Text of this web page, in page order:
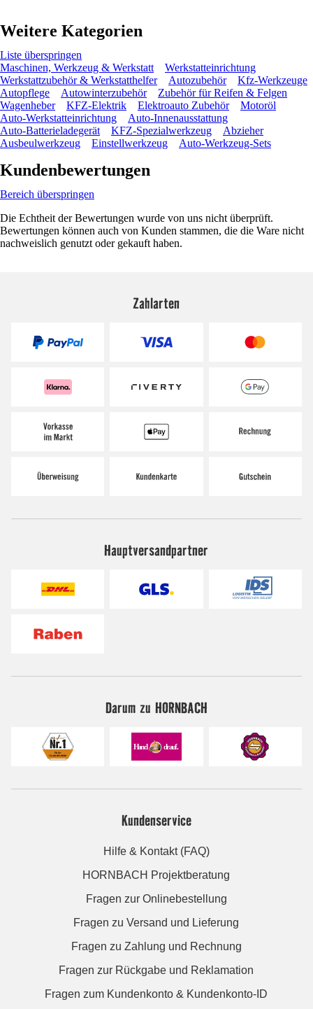
Weitere Kategorien
Liste überspringen
Maschinen, Werkzeug & Werkstatt
Werkstatteinrichtung
Werkstattzubehör & Werkstatthelfer
Autozubehör
Kfz-Werkzeuge
Autopflege
Autowinterzubehör
Zubehör für Reifen & Felgen
Wagenheber
KFZ-Elektrik Elektroauto Zubehör
Motoröl
Auto-Werkstatteinrichtung
Auto-Innenausstattung
Auto-Batterieladegerät
KFZ-Spezialwerkzeug
Abzieher
Ausbeulwerkzeug
Einstellwerkzeug Auto-Werkzeug-Sets
Kundenbewertungen
Bereich überspringen
Die Echtheit der Bewertungen wurde von uns nicht überprüft.
Bewertungen können auch von Kunden stammen, die die Ware nicht
nachweislich genutzt oder gekauft haben.
Zahlarten
Hauptversandpartner
Darum zu HORNBACH
Kundenservice
Hilfe & Kontakt (FAQ)
HORNBACH Projektberatung
Fragen zur Onlinebestellung
Fragen zu Versand und Lieferung
Fragen zu Zahlung und Rechnung
Fragen zur Rückgabe und Reklamation
Fragen zum Kundenkonto & Kundenkonto-ID